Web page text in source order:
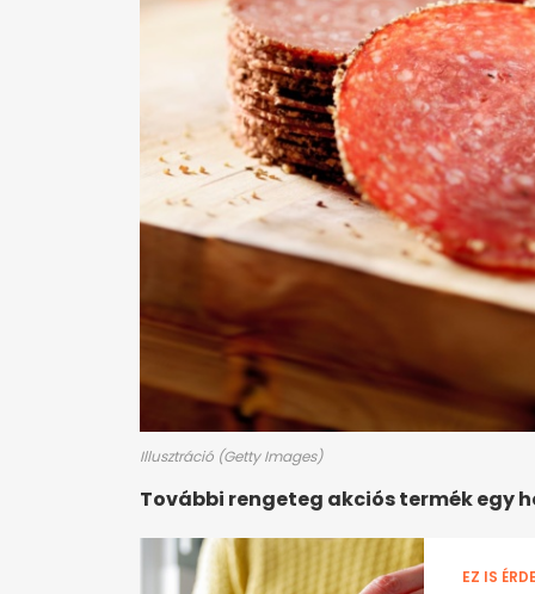
Illusztráció (Getty Images)
További rengeteg akciós termék egy
EZ IS